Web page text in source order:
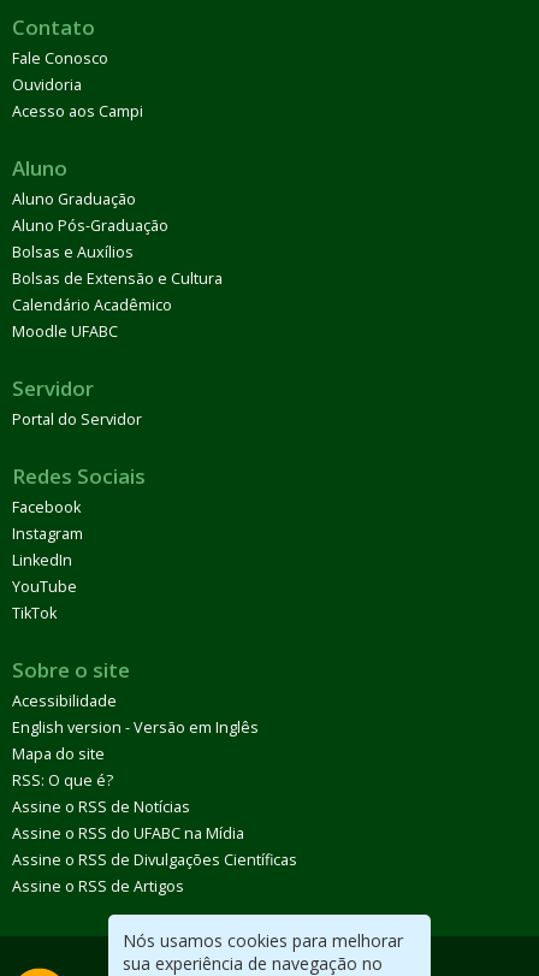
Nós usamos cookies para melhorar
sua experiência de navegação no
Contato
Fale Conosco
Ouvidoria
Acesso aos Campi
Aluno
Aluno Graduação
Aluno Pós-Graduação
Bolsas e Auxílios
Bolsas de Extensão e Cultura
Calendário Acadêmico
Moodle UFABC
Servidor
Portal do Servidor
Redes Sociais
Facebook
Instagram
LinkedIn
YouTube
TikTok
Sobre o site
Acessibilidade
English version - Versão em Inglês
Mapa do site
RSS: O que é?
Assine o RSS de Notícias
Assine o RSS do UFABC na Mídia
Assine o RSS de Divulgações Científicas
Assine o RSS de Artigos